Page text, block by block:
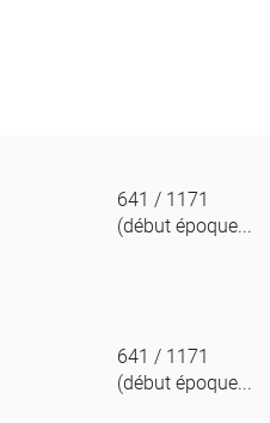
641 / 1171
(début époque...
641 / 1171
(début époque...